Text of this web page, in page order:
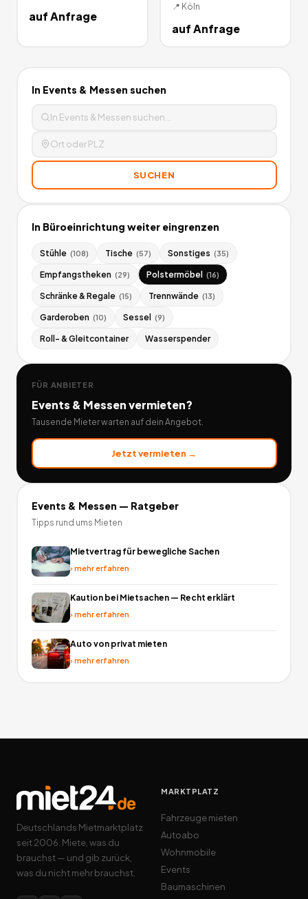
auf Anfrage
📍 Köln
auf Anfrage
In Events & Messen suchen
SUCHEN
In Büroeinrichtung weiter eingrenzen
Stühle (108) Tische (57) Sonstiges (35)
Empfangstheken (29) Polstermöbel (16)
Schränke & Regale (15) Trennwände (13)
Garderoben (10) Sessel (9)
Roll- & Gleitcontainer Wasserspender
FÜR ANBIETER
Events & Messenvermieten?
Tausende Mieter warten auf dein Angebot.
Jetzt vermieten →
Events & Messen — Ratgeber
Tipps rund ums Mieten
Mietvertrag für bewegliche Sachen
›mehr erfahren
Kaution bei Mietsachen — Recht erklärt
›mehr erfahren
Auto von privat mieten
›mehr erfahren
Deutschlands Mietmarktplatz
seit 2006. Miete, was du
brauchst — und gib zurück,
was du nicht mehr brauchst.
MARKTPLATZ
Fahrzeuge mieten
Autoabo
Wohnmobile
Events
Baumaschinen